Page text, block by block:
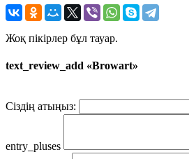
Жоқ пікірлер бұл тауар.
text_review_add «Browart»
Сіздің атыңыз:
entry_pluses